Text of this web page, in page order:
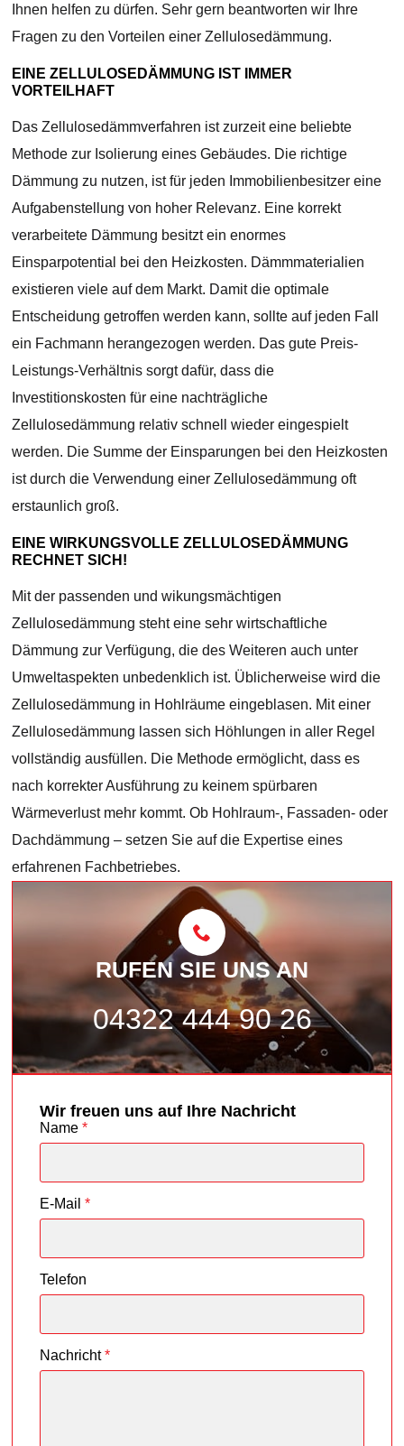
Ihnen helfen zu dürfen. Sehr gern beantworten wir Ihre
Fragen zu den Vorteilen einer Zellulosedämmung.
EINE ZELLULOSEDÄMMUNG IST IMMER
VORTEILHAFT
Das Zellulosedämmverfahren ist zurzeit eine beliebte
Methode zur Isolierung eines Gebäudes. Die richtige
Dämmung zu nutzen, ist für jeden Immobilienbesitzer eine
Aufgabenstellung von hoher Relevanz. Eine korrekt
verarbeitete Dämmung besitzt ein enormes
Einsparpotential bei den Heizkosten. Dämmmaterialien
existieren viele auf dem Markt. Damit die optimale
Entscheidung getroffen werden kann, sollte auf jeden Fall
ein Fachmann herangezogen werden. Das gute Preis-
Leistungs-Verhältnis sorgt dafür, dass die
Investitionskosten für eine nachträgliche
Zellulosedämmung relativ schnell wieder eingespielt
werden. Die Summe der Einsparungen bei den Heizkosten
ist durch die Verwendung einer Zellulosedämmung oft
erstaunlich groß.
EINE WIRKUNGSVOLLE ZELLULOSEDÄMMUNG
RECHNET SICH!
Mit der passenden und wikungsmächtigen
Zellulosedämmung steht eine sehr wirtschaftliche
Dämmung zur Verfügung, die des Weiteren auch unter
Umweltaspekten unbedenklich ist. Üblicherweise wird die
Zellulosedämmung in Hohlräume eingeblasen. Mit einer
Zellulosedämmung lassen sich Höhlungen in aller Regel
vollständig ausfüllen. Die Methode ermöglicht, dass es
nach korrekter Ausführung zu keinem spürbaren
Wärmeverlust mehr kommt. Ob Hohlraum-, Fassaden- oder
Dachdämmung – setzen Sie auf die Expertise eines
erfahrenen Fachbetriebes.
RUFEN SIE UNS AN
04322 444 90 26
Wir freuen uns auf Ihre Nachricht
Name *
E-Mail *
Telefon
Nachricht *